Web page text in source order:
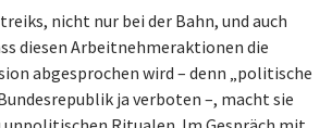
nicht nur bei der Bahn, und auch
diesen Arbeitnehmeraktionen die
abgesprochen wird – denn „politische
ja verboten –, macht sie